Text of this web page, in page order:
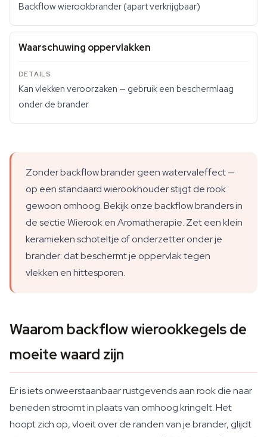
Backflow wierookbrander (apart verkrijgbaar)
Waarschuwing oppervlakken
Kan vlekken veroorzaken — gebruik een beschermlaag
onder de brander
Zonder backflow brander geen watervaleffect —
op een standaard wierookhouder stijgt de rook
gewoon omhoog. Bekijk onze backflow branders in
de sectie Wierook en Aromatherapie. Zet een klein
keramieken schoteltje of onderzetter onder je
brander: dat beschermt je oppervlak tegen
vlekken en hittesporen.
Waarom backflow wierookkegels de
moeite waard zijn
Er is iets onweerstaanbaar rustgevends aan rook die naar
beneden stroomt in plaats van omhoog kringelt. Het
hoopt zich op, vloeit over de randen van je brander, glijdt